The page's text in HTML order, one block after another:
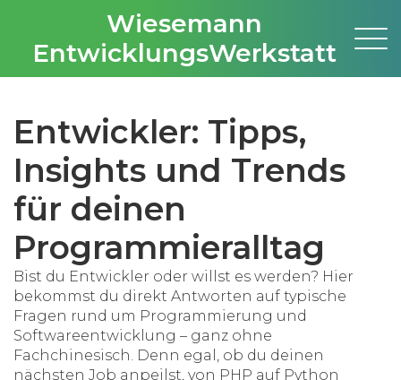
Wiesemann
EntwicklungsWerkstatt
Entwickler: Tipps,
Insights und Trends
für deinen
Programmieralltag
Bist du Entwickler oder willst es werden? Hier
bekommst du direkt Antworten auf typische
Fragen rund um Programmierung und
Softwareentwicklung – ganz ohne
Fachchinesisch. Denn egal, ob du deinen
nächsten Job anpeilst, von PHP auf Python